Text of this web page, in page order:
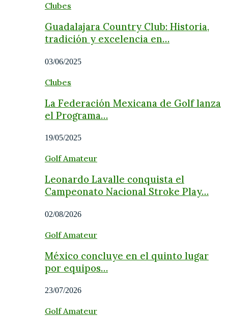
Clubes
Guadalajara Country Club: Historia,
tradición y excelencia en…
03/06/2025
Clubes
La Federación Mexicana de Golf lanza
el Programa…
19/05/2025
Golf Amateur
Leonardo Lavalle conquista el
Campeonato Nacional Stroke Play…
02/08/2026
Golf Amateur
México concluye en el quinto lugar
por equipos…
23/07/2026
Golf Amateur